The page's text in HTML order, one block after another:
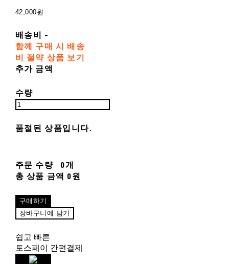
42,000원
배송비 -
함께 구매 시 배송
비 절약 상품 보기
추가 금액
수량
품절된 상품입니다.
주문 수량
0개
총 상품 금액 0원
구매하기
장바구니에 담기
쉽고 빠른
토스페이 간편결제